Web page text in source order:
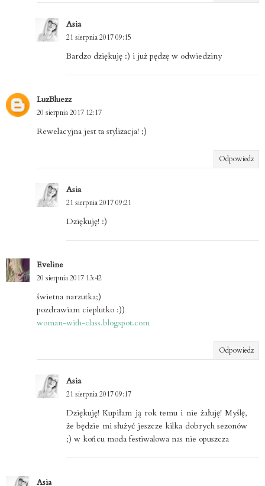
Asia
21 sierpnia 2017 09:15
Bardzo dziękuję :) i już pędzę w odwiedziny
LuzBluezz
20 sierpnia 2017 12:17
Rewelacyjna jest ta stylizacja! ;)
Odpowiedz
Asia
21 sierpnia 2017 09:21
Dziękuję! :)
Eveline
20 sierpnia 2017 13:42
świetna narzutka;)
pozdrawiam cieplutko :))
woman-with-class.blogspot.com
Odpowiedz
Asia
21 sierpnia 2017 09:17
Dziękuję! Kupiłam ją rok temu i nie żałuję! Myślę,
że będzie mi służyć jeszcze kilka dobrych sezonów
;) w końcu moda festiwalowa nas nie opuszcza
Asia